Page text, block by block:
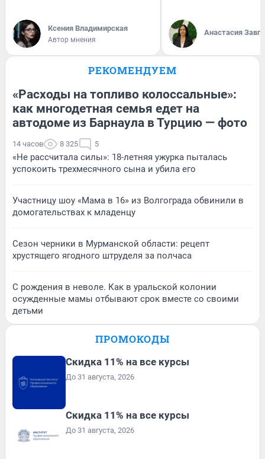
Ксения Владимирская
Автор мнения
Анастасия
РЕКОМЕНДУЕМ
«Расходы на топливо колоссальные»:
как многодетная семья едет на
автодоме из Барнаула в Турцию — фото
14 часов 8 325 5
«Не рассчитала силы»: 18-летняя ужурка пыталась
успокоить трехмесячного сына и убила его
Участницу шоу «Мама в 16» из Волгограда обвинили в
домогательствах к младенцу
Сезон черники в Мурманской области: рецепт
хрустящего ягодного штруделя за полчаса
С рождения в неволе. Как в уральской колонии
осужденные мамы отбывают срок вместе со своими
детьми
ПРОМОКОДЫ
Скидка 11% на все курсы
До 31 августа, 2026
Скидка 11% на все курсы
До 31 августа, 2026